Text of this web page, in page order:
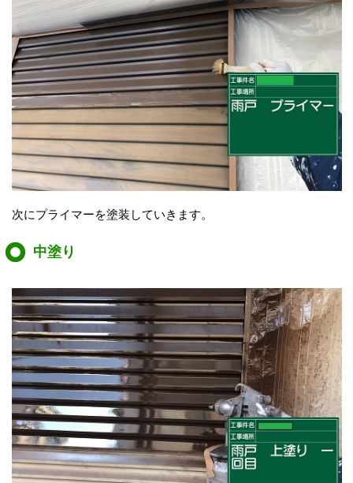
次にプライマーを塗装していきます。
中塗り